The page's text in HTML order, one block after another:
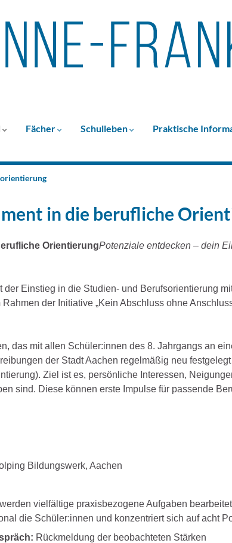
Fächer Schulleben Praktische
in die berufliche
OrientierungPotenziale entdecken – dein
Einstieg in die Studien- und Berufsorientierung
der Initiative „Kein Abschluss ohne
das mit allen Schüler:innen des 8. Jahrgangs an
der Stadt Aachen regelmäßig neu
Ziel ist es, persönliche Interessen,
sind. Diese können erste Impulse für passende
Bildungswerk, Aachen
vielfältige praxisbezogene Aufgaben
die Schüler:innen und konzentriert sich auf acht
Rückmeldung der beobachteten Stärken